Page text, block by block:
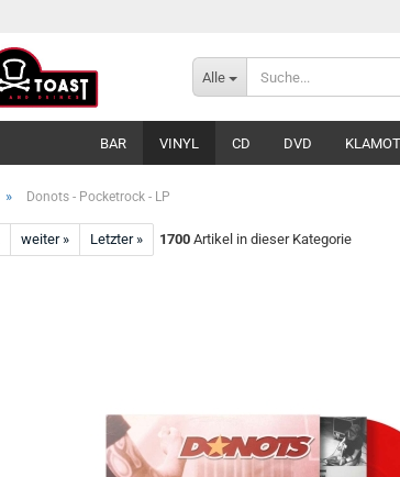
Alle
BAR VINYL CD DVD
» Donots - Pocketrock - LP
weiter » Letzter » 1700 Artikel in dieser Kategorie